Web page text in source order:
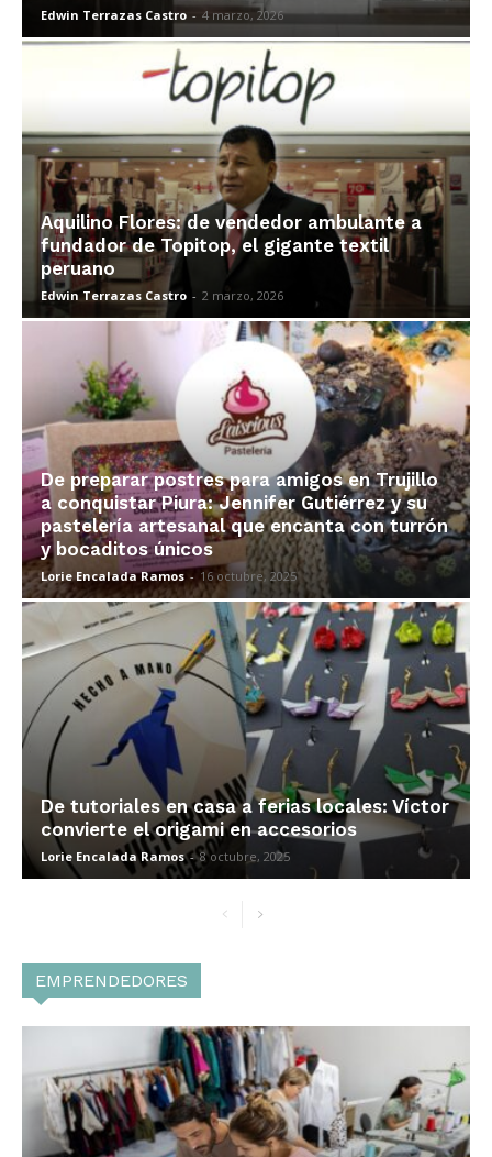
Edwin Terrazas Castro - 4 marzo, 2026
Aquilino Flores: de vendedor ambulante a
fundador de Topitop, el gigante textil
peruano
Edwin Terrazas Castro - 2 marzo, 2026
De preparar postres para amigos en Trujillo
a conquistar Piura: Jennifer Gutiérrez y su
pastelería artesanal que encanta con turrón
y bocaditos únicos
Lorie Encalada Ramos - 16 octubre, 2025
De tutoriales en casa a ferias locales: Víctor
convierte el origami en accesorios
Lorie Encalada Ramos - 8 octubre, 2025
EMPRENDEDORES